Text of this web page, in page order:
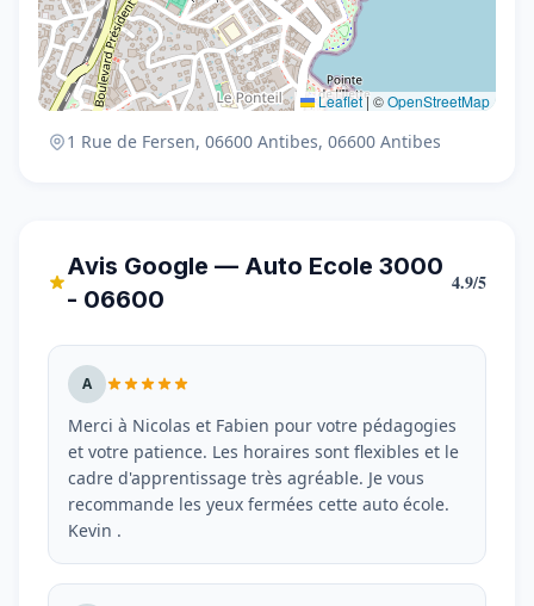
Leaflet|©OpenStreetMap
1 Rue de Fersen, 06600 Antibes, 06600 Antibes
Avis Google — Auto Ecole 3000
- 06600
4.9/5
A
Merci à Nicolas et Fabien pour votre pédagogies
et votre patience. Les horaires sont flexibles et le
cadre d'apprentissage très agréable. Je vous
recommande les yeux fermées cette auto école.
Kevin .